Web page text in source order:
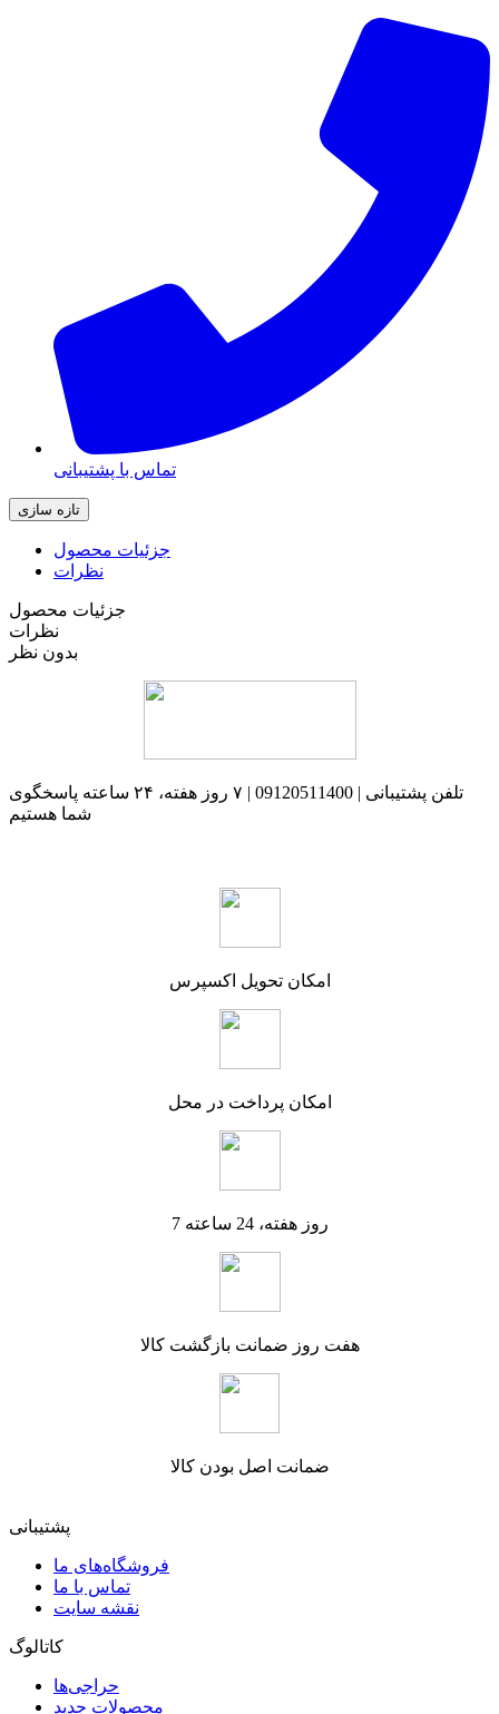
تماس با پشتیبانی
جزئیات محصول
نظرات
جزئیات محصول
نظرات
بدون نظر
تلفن پشتیبانی | 09120511400 | ۷ روز هفته، ۲۴ ساعته پاسخگوی
شما هستیم
امکان تحویل اکسپرس
امکان پرداخت در محل
7 روز هفته، 24 ساعته
هفت روز ضمانت بازگشت کالا
ضمانت اصل بودن کالا
پشتیبانی
فروشگاه‌های ما
تماس با ما
نقشه سایت
کاتالوگ
حراجی‌ها
محصولات جدید